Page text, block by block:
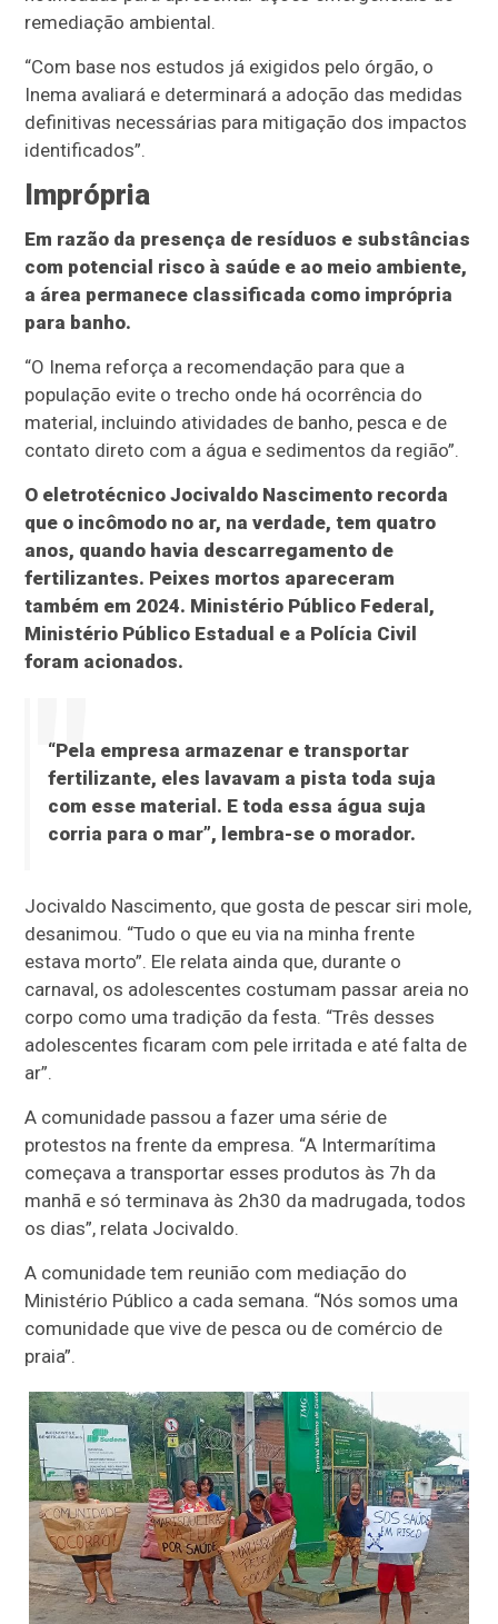
remediação ambiental.
“Com base nos estudos já exigidos pelo órgão, o
Inema avaliará e determinará a adoção das medidas
definitivas necessárias para mitigação dos impactos
identificados”.
Imprópria
Em razão da presença de resíduos e substâncias
com potencial risco à saúde e ao meio ambiente,
a área permanece classificada como imprópria
para banho.
“O Inema reforça a recomendação para que a
população evite o trecho onde há ocorrência do
material, incluindo atividades de banho, pesca e de
contato direto com a água e sedimentos da região”.
O eletrotécnico Jocivaldo Nascimento recorda
que o incômodo no ar, na verdade, tem quatro
anos, quando havia descarregamento de
fertilizantes. Peixes mortos apareceram
também em 2024. Ministério Público Federal,
Ministério Público Estadual e a Polícia Civil
foram acionados.
“Pela empresa armazenar e transportar
fertilizante, eles lavavam a pista toda suja
com esse material. E toda essa água suja
corria para o mar”, lembra-se o morador.
Jocivaldo Nascimento, que gosta de pescar siri mole,
desanimou. “Tudo o que eu via na minha frente
estava morto”. Ele relata ainda que, durante o
carnaval, os adolescentes costumam passar areia no
corpo como uma tradição da festa. “Três desses
adolescentes ficaram com pele irritada e até falta de
ar”.
A comunidade passou a fazer uma série de
protestos na frente da empresa. “A Intermarítima
começava a transportar esses produtos às 7h da
manhã e só terminava às 2h30 da madrugada, todos
os dias”, relata Jocivaldo.
A comunidade tem reunião com mediação do
Ministério Público a cada semana. “Nós somos uma
comunidade que vive de pesca ou de comércio de
praia”.